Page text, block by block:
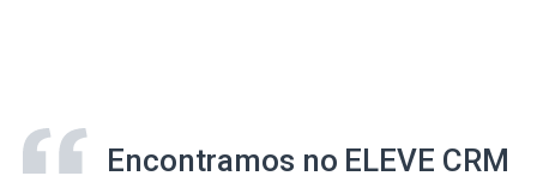
Encontramos no ELEVE CRM